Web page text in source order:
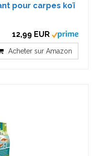
pour carpes koï
12,99 EUR
Acheter sur Amazon